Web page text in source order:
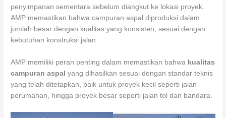
penyimpanan sementara sebelum diangkut ke lokasi proyek.
AMP memastikan bahwa campuran aspal diproduksi dalam
jumlah besar dengan kualitas yang konsisten, sesuai dengan
kebutuhan konstruksi jalan.
AMP memiliki peran penting dalam memastikan bahwa kualitas
campuran aspal yang dihasilkan sesuai dengan standar teknis
yang telah ditetapkan, baik untuk proyek kecil seperti jalan
perumahan, hingga proyek besar seperti jalan tol dan bandara.